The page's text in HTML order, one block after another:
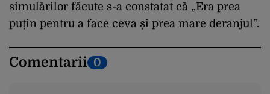
simulărilor făcute s-a constatat că „Era prea
puțin pentru a face ceva și prea mare deranjul”.
Comentarii 0